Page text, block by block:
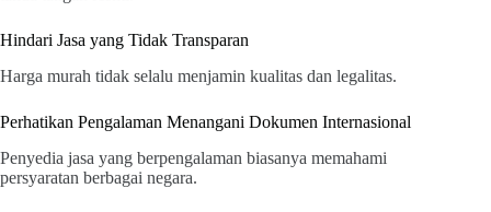
Hindari Jasa yang Tidak Transparan
Harga murah tidak selalu menjamin kualitas dan legalitas.
Perhatikan Pengalaman Menangani Dokumen Internasional
Penyedia jasa yang berpengalaman biasanya memahami
persyaratan berbagai negara.